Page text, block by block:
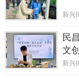
新兴
民
文
新兴